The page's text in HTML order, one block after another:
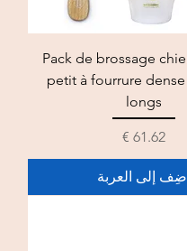
Pack de brossage
petit à fourrure
longs
السعر
إلى العربة